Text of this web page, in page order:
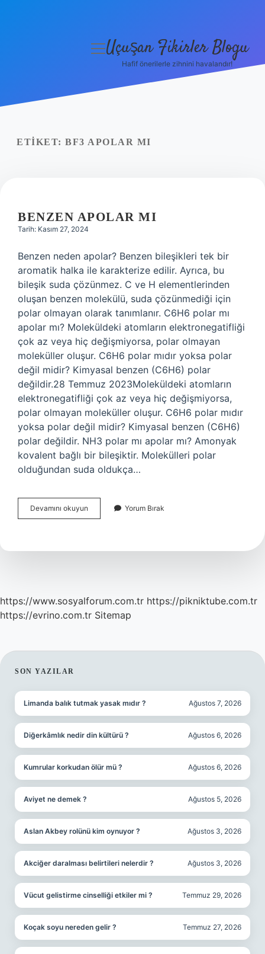
Yasal Uyarı
menüyü
Uçuşan Fikirler Blogu
Hafif önerilerle zihnini havalandır!
ETIKET: BF3 APOLAR MI
BENZEN APOLAR MI
Tarih: Kasım 27, 2024
Benzen neden apolar? Benzen bileşikleri tek bir
aromatik halka ile karakterize edilir. Ayrıca, bu
bileşik suda çözünmez. C ve H elementlerinden
oluşan benzen molekülü, suda çözünmediği için
polar olmayan olarak tanımlanır. C6H6 polar mı
apolar mı? Moleküldeki atomların elektronegatifliği
çok az veya hiç değişmiyorsa, polar olmayan
moleküller oluşur. C6H6 polar mıdır yoksa polar
değil midir? Kimyasal benzen (C6H6) polar
değildir.28 Temmuz 2023Moleküldeki atomların
elektronegatifliği çok az veya hiç değişmiyorsa,
polar olmayan moleküller oluşur. C6H6 polar mıdır
yoksa polar değil midir? Kimyasal benzen (C6H6)
polar değildir. NH3 polar mı apolar mı? Amonyak
kovalent bağlı bir bileşiktir. Molekülleri polar
olduğundan suda oldukça…
Devamını okuyun
Apolar
Yorum Bırak
https://www.sosyalforum.com.tr https://pikniktube.com.tr
https://evrino.com.tr Sitemap
SIDEBAR
SON YAZILAR
Limanda balık tutmak yasak mıdır ? Ağustos 7, 2026
Diğerkâmlık nedir din kültürü ? Ağustos 6, 2026
Kumrular korkudan ölür mü ? Ağustos 6, 2026
Aviyet ne demek ? Ağustos 5, 2026
Aslan Akbey rolünü kim oynuyor ? Ağustos 3, 2026
Akciğer daralması belirtileri nelerdir ? Ağustos 3, 2026
Vücut gelistirme cinselliği etkiler mi ? Temmuz 29, 2026
Koçak soyu nereden gelir ? Temmuz 27, 2026